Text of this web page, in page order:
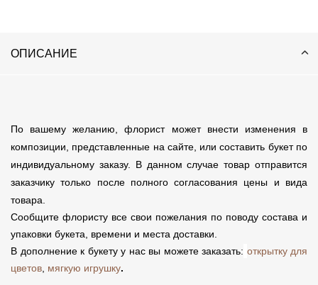
ОПИСАНИЕ
По вашему желанию, флорист может внести изменения в
композиции, представленные на сайте, или составить букет по
индивидуальному заказу. В данном случае товар отправится
заказчику только после полного согласования цены и вида
товара.
Сообщите флористу все свои пожелания по поводу состава и
упаковки букета, времени и места доставки.
В дополнение к букету у нас вы можете заказать: открытку для
цветов мягкую игрушку.